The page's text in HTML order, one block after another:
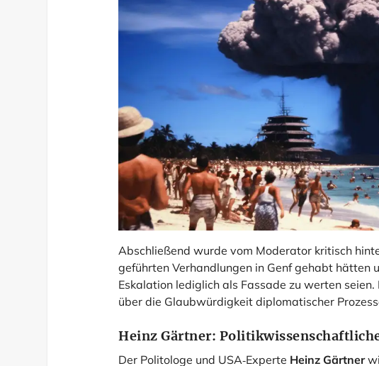
Abschließend wurde vom Moderator kritisch
geführten Verhandlungen in Genf gehabt hätten
Eskalation lediglich als Fassade zu werten
über die Glaubwürdigkeit diplomatischer
Heinz Gärtner:
Der Politologe und USA‑Experte Heinz Gärtner